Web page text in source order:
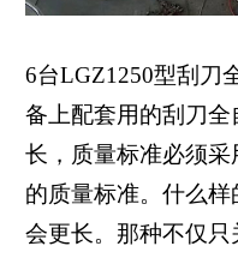
6台LGZ1250型刮刀
备上配套用的刮刀
长，质量标准必须
的质量标准。什么
会更长。那种不仅